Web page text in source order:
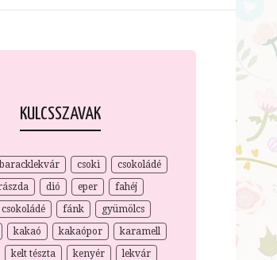
KULCSSZAVAK
csoki
csokoládé
dió eper
fahéj
fánk
gyümölcs
kakaó kakaópor
karamell
kelt tészta kenyér
lekvár